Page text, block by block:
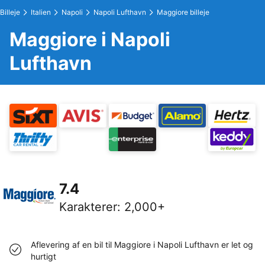
Billeje Italien Napoli Napoli Lufthavn Maggiore billeje
Maggiore i Napoli
Lufthavn
7.4
Karakterer: 2,000+
Aflevering af en bil til Maggiore i Napoli Lufthavn er let og
hurtigt